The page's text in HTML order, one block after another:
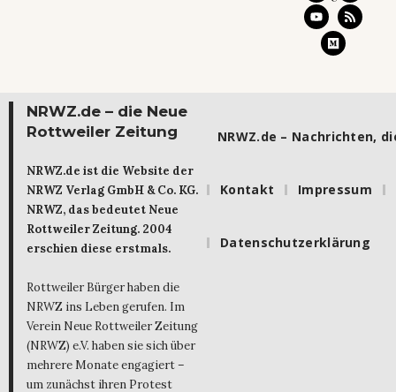
NRWZ.de – die Neue
Rottweiler Zeitung
NRWZ.de ist die Website der
NRWZ Verlag GmbH & Co. KG.
NRWZ, das bedeutet Neue
Rottweiler Zeitung. 2004
erschien diese erstmals.
Rottweiler Bürger haben die
NRWZ ins Leben gerufen. Im
Verein Neue Rottweiler Zeitung
(NRWZ) e.V. haben sie sich über
mehrere Monate engagiert –
um zunächst ihren Protest
NRWZ.de – Nachrichten,
Kontakt Impressum
Datenschutzerklärung